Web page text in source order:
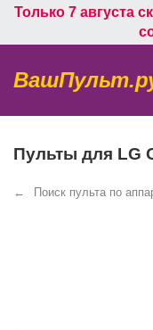
Только 7 августа
Пульты для LG
Поиск пульта по